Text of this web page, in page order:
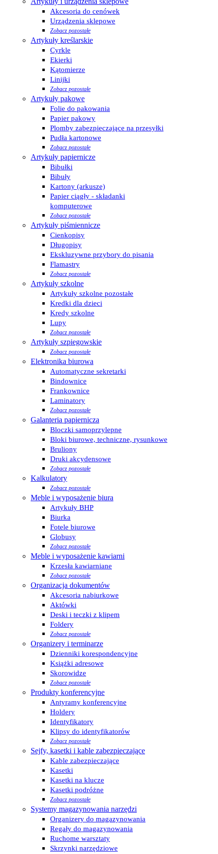
Akcesoria do cenówek
Urządzenia sklepowe
Zobacz pozostałe
Artykuły kreślarskie
Cyrkle
Ekierki
Kątomierze
Linijki
Zobacz pozostałe
Artykuły pakowe
Folie do pakowania
Papier pakowy
Plomby zabezpieczające na przesyłki
Pudła kartonowe
Zobacz pozostałe
Artykuły papiernicze
Bibułki
Bibuły
Kartony (arkusze)
Papier ciągły - składanki
komputerowe
Zobacz pozostałe
Artykuły piśmiennicze
Cienkopisy
Długopisy
Ekskluzywne przybory do pisania
Flamastry
Zobacz pozostałe
Artykuły szkolne
Artykuły szkolne pozostałe
Kredki dla dzieci
Kredy szkolne
Lupy
Zobacz pozostałe
Artykuły szpiegowskie
Zobacz pozostałe
Elektronika biurowa
Automatyczne sekretarki
Bindownice
Frankownice
Laminatory
Zobacz pozostałe
Galanteria papiernicza
Bloczki samoprzylepne
Bloki biurowe, techniczne, rysunkowe
Bruliony
Druki akcydensowe
Zobacz pozostałe
Kalkulatory
Zobacz pozostałe
Meble i wyposażenie biura
Artykuły BHP
Biurka
Fotele biurowe
Globusy
Zobacz pozostałe
Meble i wyposażenie kawiarni
Krzesła kawiarniane
Zobacz pozostałe
Organizacja dokumentów
Akcesoria nabiurkowe
Aktówki
Deski i teczki z klipem
Foldery
Zobacz pozostałe
Organizery i terminarze
Dzienniki korespondencyjne
Książki adresowe
Skorowidze
Zobacz pozostałe
Produkty konferencyjne
Antyramy konferencyjne
Holdery
Identyfikatory
Klipsy do identyfikatorów
Zobacz pozostałe
Sejfy, kasetki i kable zabezpieczające
Kable zabezpieczające
Kasetki
Kasetki na klucze
Kasetki podróżne
Zobacz pozostałe
Systemy magazynowania narzędzi
Organizery do magazynowania
Regały do magazynowania
Ruchome warsztaty
Skrzynki narzędziowe